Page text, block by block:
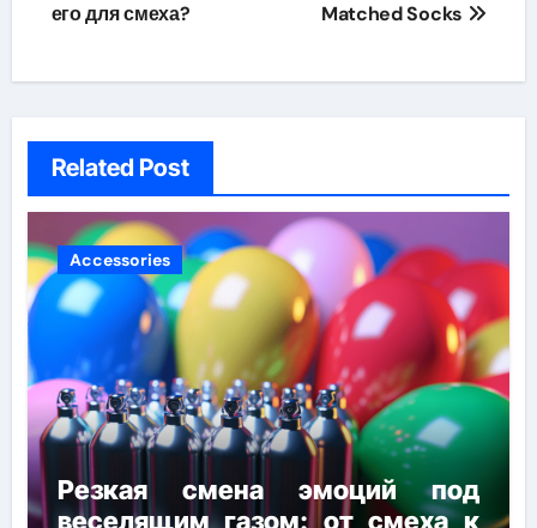
его для смеха?
Matched Socks
Related Post
Accessories
Резкая смена эмоций под
веселящим газом: от смеха к